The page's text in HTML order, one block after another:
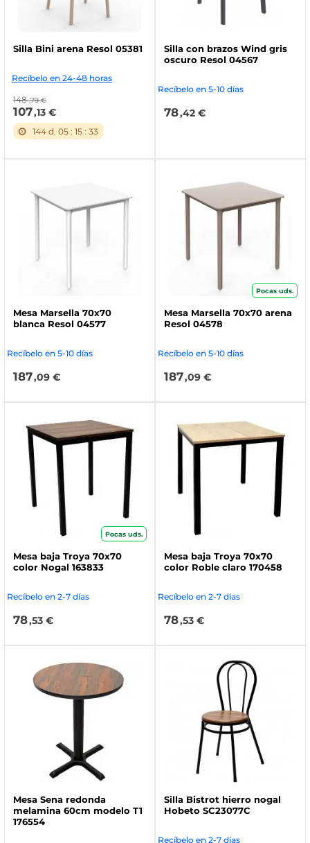
Silla Bini arena Resol 05381
Recíbelo en 24-48 horas
148 ,79 €
107,13 €
144 d. 05 :15 :32
Silla con brazos Wind gris
oscuro Resol 04567
Recíbelo en 5-10 días
78,42 €
Mesa Marsella 70x70
blanca Resol 04577
Recíbelo en 5-10 días
187,09 €
Pocas uds.
Mesa Marsella 70x70 arena
Resol 04578
Recíbelo en 5-10 días
187,09 €
Pocas uds.
Mesa baja Troya 70x70
color Nogal 163833
Recíbelo en 2-7 días
78,53 €
Mesa baja Troya 70x70
color Roble claro 170458
Recíbelo en 2-7 días
78,53 €
Mesa Sena redonda
melamina 60cm modelo T1
176554
Silla Bistrot hierro nogal
Hobeto SC23077C
Recíbelo en 2-7 días